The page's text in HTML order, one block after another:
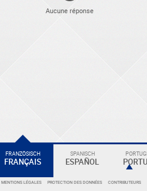
Aucune réponse
FRANZÖSISCH
FRANÇAIS
SPANISCH
ESPAÑOL
MENTIONS LÉGALES PROTECTION DES DONNÉES CONTRIBUTEURS